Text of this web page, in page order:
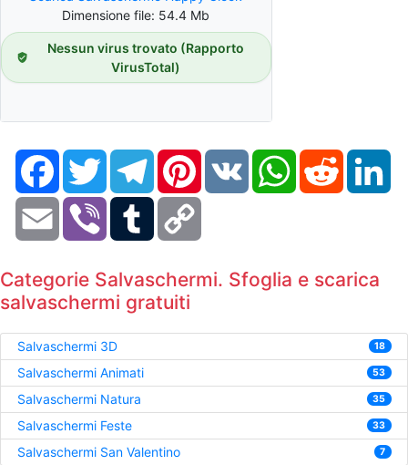
Dimensione file: 54.4 Mb
Nessun virus trovato (Rapporto
VirusTotal)
FacebookTwitter TelegramPinterestVK WhatsAppReddit
Email Viber Tumblr
Categorie Salvaschermi. Sfoglia e scarica
salvaschermi gratuiti
Salvaschermi 3D 18
Salvaschermi Animati 53
Salvaschermi Natura 35
Salvaschermi Feste 33
Salvaschermi San Valentino 7